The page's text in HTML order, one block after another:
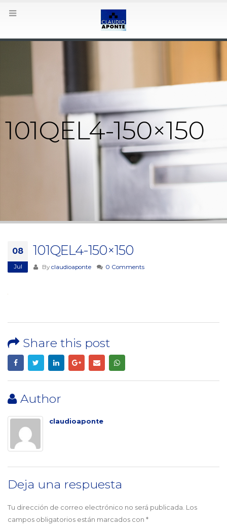
101QEL4-150×150
08
Jul
101QEL4-150×150
By claudioaponte 0 Comments
Share this post
Author
claudioaponte
Deja una respuesta
Tu dirección de correo electrónico no será publicada. Los
campos obligatorios están marcados con *